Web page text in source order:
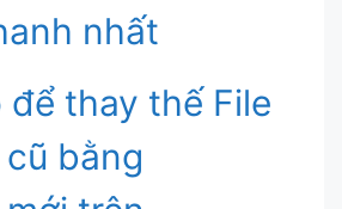
nhất
để thay thế File
bằng